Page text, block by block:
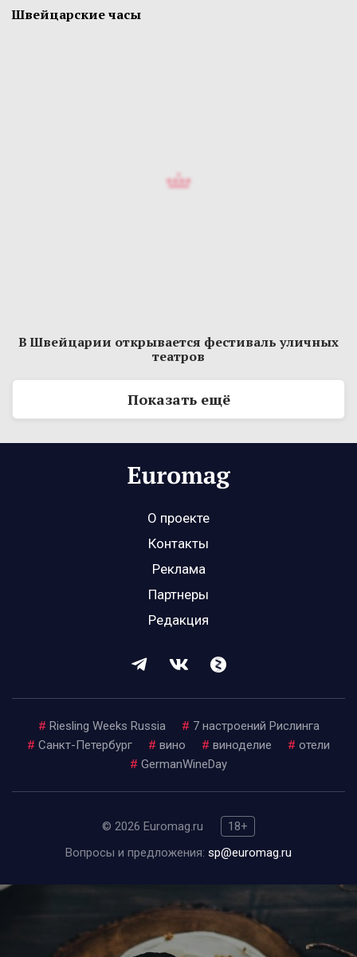
Швейцарские часы
В Швейцарии открывается фестиваль уличных
театров
Показать ещё
О проекте
Контакты
Реклама
Партнеры
Редакция
# Riesling Weeks Russia # 7 настроений Рислинга
# Санкт-Петербург # вино # виноделие # отели
# GermanWineDay
© 2026 Euromag.ru
18+
Вопросы и предложения: sp@euromag.ru